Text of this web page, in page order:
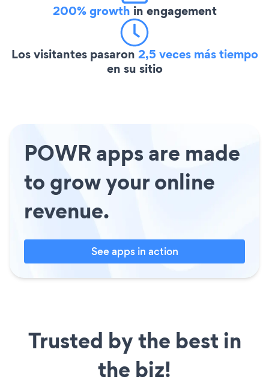
200% growth in engagement
Los visitantes pasaron 2,5 veces más tiempo
en su sitio
POWR apps are made
to grow your online
revenue.
See apps in action
Trusted by the best in
the biz!